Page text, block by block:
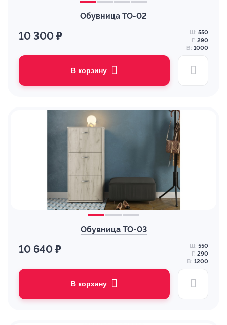
Обувница ТО-02
10 300 ₽ Ш: 550
Г: 290
В: 1000
В корзину
Обувница ТО-03
10 640 ₽ Ш: 550
Г: 290
В: 1200
В корзину